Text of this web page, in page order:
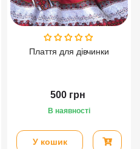
Плаття для дівчинки
500 грн
В наявності
У кошик